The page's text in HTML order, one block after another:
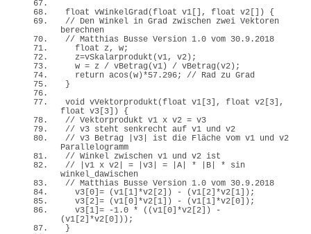
float vWinkelGrad (float v1 [] , float v2 [])
{
// Den Winkel in Grad zwischen zwei Vektoren
berechnen
// Matthias Busse Version 1.0 vom 30.9.2018
float z, w;
  z=
vSkalarprodukt (v1, v2) ;
  w = z /
vBetrag(v1) / vBetrag(v2) ;
return acos (w)*57.296; // Rad zu Grad
}
void vVektorprodukt (float v1 [3] , float v2 [3]
float v3 [3])
{
// Vektorprodukt v1 x v2 = v3
// v3 steht senkrecht auf v1 und v2
// v3 Betrag |v3| ist die Fläche vom v1 und v2
Parallelogramm
// Winkel zwischen v1 und v2 ist
// |v1 x v2| = |v3| = |A| * |B| * sin
winkel_dawischen
// Matthias Busse Version 1.0 vom 30.9.2018
  v3
[0] = (v1 [1] *v2 [2]) - (v1 [2] *v2 [1]) ;
  v3
[2] = (v1 [0] *v2 [1]) - (v1 [1] *v2 [0]) ;
  v3
[1] = -1.0 * ((v1 [0] *v2 [2])
(v1 [2] *v2 [0])) ;
}